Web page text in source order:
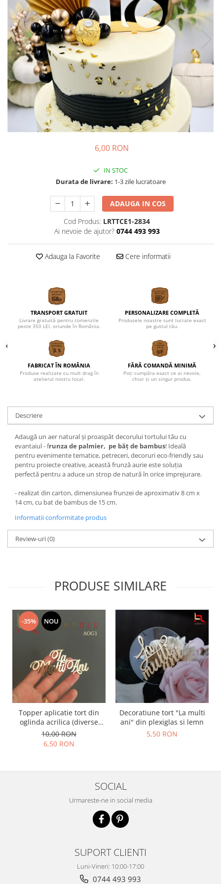
Decoratiuni Craciun
Pachete cadou Craciun
Paste
Decoratiuni Paste
Valentines Day
Cadouri indragostiti
1-8 Martie
Scoala/Absolvire
6,00 RON
IN STOC
Durata de livrare: 1-3 zile lucratoare
ADAUGA IN COS
Cod Produs: LRTTCE1-2834
Ai nevoie de ajutor? 0744 493 993
Adauga la Favorite Cere informatii
TRANSPORT GRATUIT
Livrare gratuită pentru comenzile
peste 350 LEI, oriunde în România.
PERSONALIZARE COMPLETĂ
Produsele noastre sunt lucrate exact
pe gustul tău.
FABRICAT ÎN ROMÂNIA
Produse realizate cu mult drag în
atelierul nostru local.
FĂRĂ COMANDĂ MINIMĂ
Poți cumpăra exact ce ai nevoie,
chiar și un singur produs.
Descriere
Adaugă un aer natural și proaspăt decorului tortului tău cu
evantaiul - frunza de palmier, pe băț de bambus! Ideală
pentru evenimente tematice, petreceri, decoruri eco-friendly sau
pentru proiecte creative, această frunză aurie este soluția
perfectă pentru a aduce un strop de natură în orice imprejurare.
- realizat din carton, dimensiunea frunzei de aproximativ 8 cm x
14 cm, cu bat de bambus de 15 cm.
Informatii conformitate produs
Review-uri(0)
PRODUSE SIMILARE
-35% NOU
Topper aplicatie tort din
oglinda acrilica (diverse
modele) - PRODUSUL LUNII
10,00 RON
6,50 RON
Decoratiune tort "La multi
ani" din plexiglas si lemn
5,50 RON
SOCIAL
Urmareste-ne in social media
SUPORT CLIENTI
Luni-Vineri: 10:00-17:00
0744 493 993